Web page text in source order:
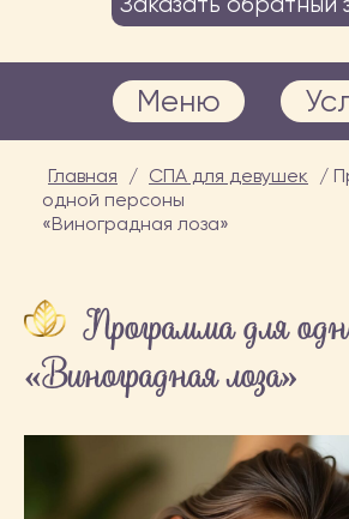
Меню
Главная / СПА для девушек /
одной персоны
«Виноградная лоза»
Программа для
«Виноградная лоза»